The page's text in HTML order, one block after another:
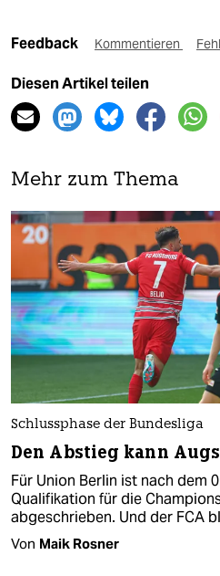
Feedback Kommentieren
Diesen Artikel teilen
Mehr zum Thema
Schlussphase der Bundesliga
Den Abstieg kann
Für Union Berlin ist nach dem
Qualifikation für die
abgeschrieben. Und der FCA
Von Maik Rosner